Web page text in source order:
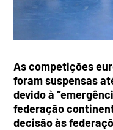
As competições
foram suspensas
devido à
federação
decisão às